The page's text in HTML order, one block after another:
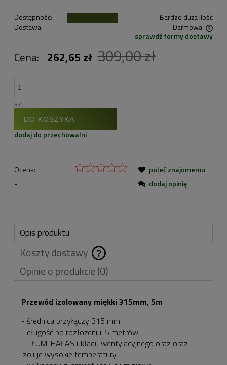
Dostępność:
Bardzo duża ilość
Dostawa:
Darmowa
Cena nie zawiera ewentualnych kosztów płatnościsprawdź formy dostawy
Cena: 262,65 zł 309,00 zł
szt.
DO KOSZYKA
dodaj do przechowalni
Ocena:
-
poleć znajomemu
dodaj opinię
Opis produktu
Koszty dostawy
Cena nie zawiera
ewentualnych kosztów
płatności
Opinie o produkcie (0)
Przewód izolowany miękki 315mm, 5m
- średnica przyłączy 315 mm
- długość po rozłożeniu: 5 metrów
- TŁUMI HAŁAS układu wentylacyjnego oraz oraz
izoluje wysokie temperatury